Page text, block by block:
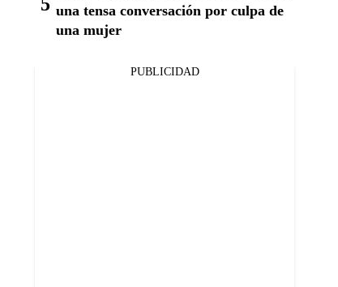
una tensa conversación por culpa de
una mujer
PUBLICIDAD